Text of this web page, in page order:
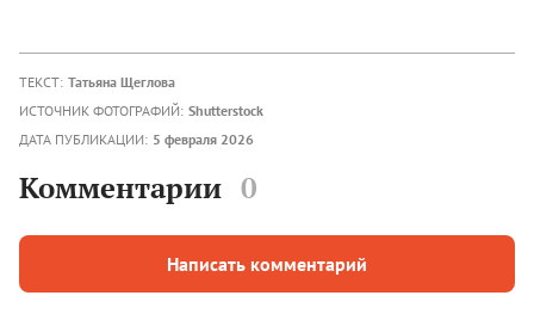
ТЕКСТ: Татьяна Щеглова
ИСТОЧНИК ФОТОГРАФИЙ: Shutterstock
ДАТА ПУБЛИКАЦИИ: 5 февраля 2026
Комментарии 0
Написать комментарий